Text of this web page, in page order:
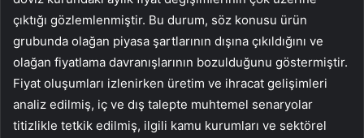
çıktığı gözlemlenmiştir. Bu durum, söz konusu ürün
grubunda olağan piyasa şartlarının dışına çıkıldığını ve
olağan fiyatlama davranışlarının bozulduğunu göstermiştir.
Fiyat oluşumları izlenirken üretim ve ihracat gelişimleri
analiz edilmiş, iç ve dış talepte muhtemel senaryolar
titizlikle tetkik edilmiş, ilgili kamu kurumları ve sektörel